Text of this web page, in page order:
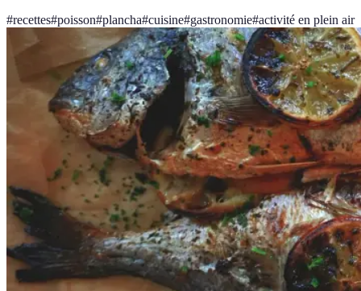
#recettes#poisson#plancha#cuisine#gastronomie#activité en plein air